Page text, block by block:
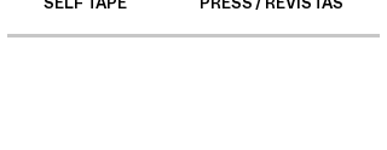
SELF TAPE PRESS / REVISTAS